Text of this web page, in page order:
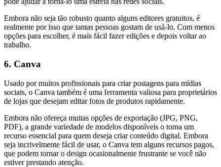
Embora não seja tão robusto quanto alguns editores gratuitos, é
realmente por isso que tantas pessoas gostam de usá-lo. Com menos
opções para escolher, é mais fácil fazer edições e depois voltar ao
trabalho.
6. Canva
Usado por muitos profissionais para criar postagens para mídias
sociais, o Canva também é uma ferramenta valiosa para proprietários
de lojas que desejam editar fotos de produtos rapidamente.
Embora não ofereça muitas opções de exportação (JPG, PNG,
PDF), a grande variedade de modelos disponíveis o torna um
recurso essencial para quem deseja criar conteúdo digital. Embora
seja incrivelmente fácil de usar, o Canva tem alguns recursos pagos,
que podem tornar o design ocasionalmente frustrante se você não
estiver prestando atenção.